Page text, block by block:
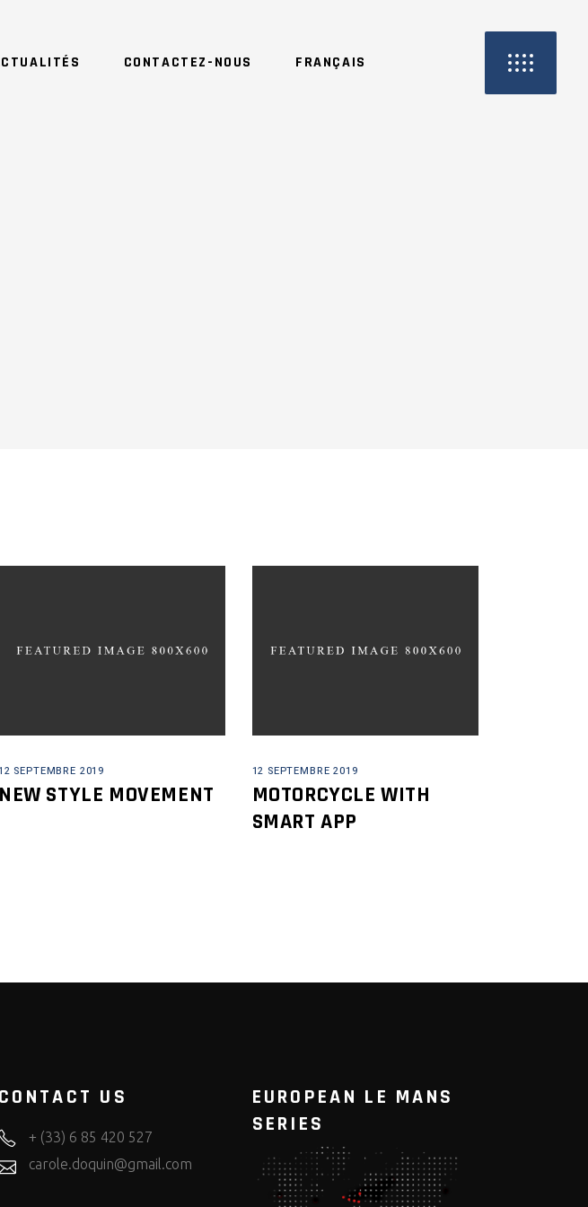
CONTACTEZ-NOUS FRANÇAIS
SEPTEMBRE 2019
NEW STYLE MOVEMENT
12 SEPTEMBRE 2019
MOTORCYCLE WITH
SMART APP
CONTACT US
+ (33) 6 85 420 527
carole.doquin@gmail.com
EUROPEAN LE MANS
SERIES